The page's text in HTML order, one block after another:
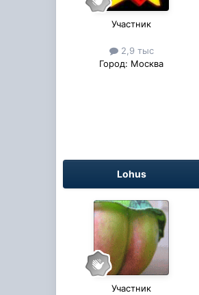
Участник
2,9 тыс
Город: Москва
Lohus
Участник